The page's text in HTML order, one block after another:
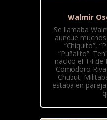
Walmir
Se llamaba
aunque
“Chiquito”,
“Puñalito”.
nacido el 14 de
Comodoro
Chubut.
estaba en